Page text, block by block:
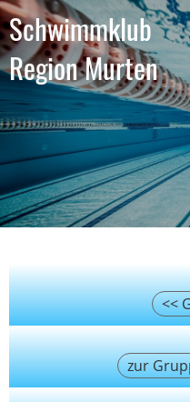
Schwimmklub
Region Murten
<<
zur